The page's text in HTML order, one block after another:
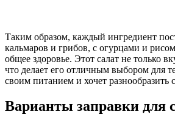
Таким образом, каждый ингредиент
кальмаров и грибов, с огурцами и
общее здоровье. Этот салат не только
что делает его отличным выбором для
своим питанием и хочет разнообразить
Варианты заправки для